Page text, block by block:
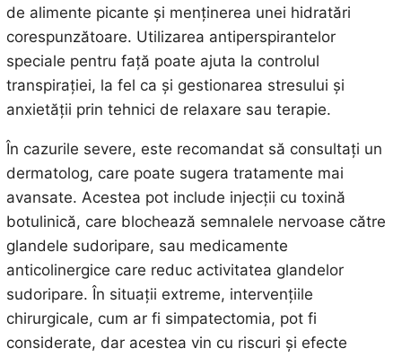
de alimente picante și menținerea unei hidratări
corespunzătoare. Utilizarea antiperspirantelor
speciale pentru față poate ajuta la controlul
transpirației, la fel ca și gestionarea stresului și
anxietății prin tehnici de relaxare sau terapie.
În cazurile severe, este recomandat să consultați un
dermatolog, care poate sugera tratamente mai
avansate. Acestea pot include injecții cu toxină
botulinică, care blochează semnalele nervoase către
glandele sudoripare, sau medicamente
anticolinergice care reduc activitatea glandelor
sudoripare. În situații extreme, intervențiile
chirurgicale, cum ar fi simpatectomia, pot fi
considerate, dar acestea vin cu riscuri și efecte